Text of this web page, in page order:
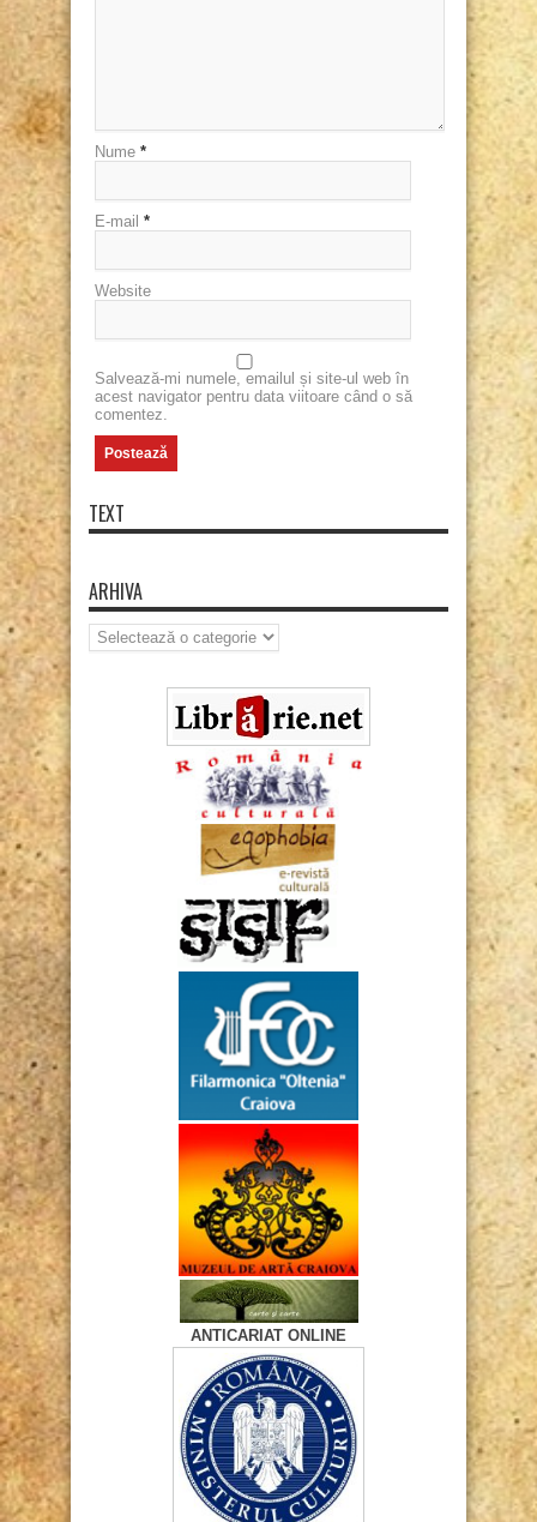
Nume *
E-mail *
Website
Salvează-mi numele, emailul și site-ul web în
acest navigator pentru data viitoare când o să
comentez.
TEXT
ARHIVA
Arhiva
ANTICARIAT ONLINE